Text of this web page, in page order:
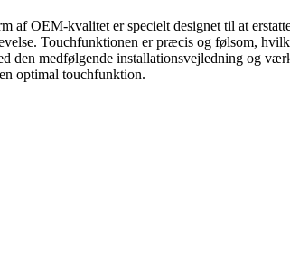
af OEM-kvalitet er specielt designet til at
Touchfunktionen er præcis og følsom,
den medfølgende installationsvejledning og
optimal touchfunktion.